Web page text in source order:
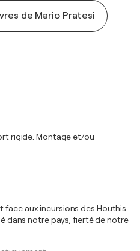
de Mario Pratesi
rigide. Montage et/ou
face aux incursions des Houthis
dans notre pays, fierté de notre